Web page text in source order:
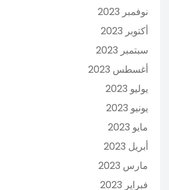
نوفمبر 2023
أكتوبر 2023
سبتمبر 2023
أغسطس 2023
يوليو 2023
يونيو 2023
مايو 2023
أبريل 2023
مارس 2023
فبراير 2023